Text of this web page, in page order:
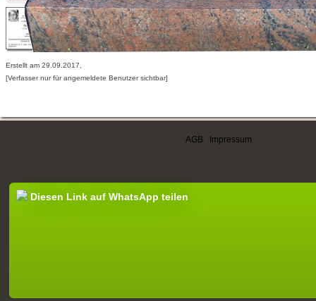
Erstellt am 29.09.2017,
[Verfasser nur für angemeldete Benutzer sichtbar]
AGB Impressum
Diesen Link auf WhatsApp teilen